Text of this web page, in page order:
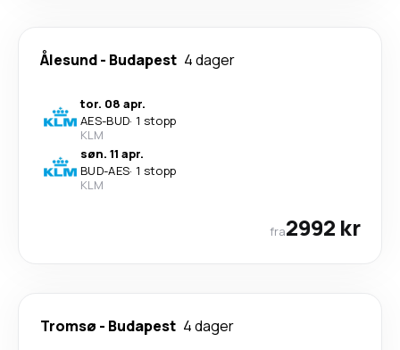
Ålesund- Budapest 4 dager
tor. 08 apr.
AES-BUD· 1 stopp
KLM
søn. 11 apr.
BUD-AES· 1 stopp
KLM
fra2992 kr
Tromsø - Budapest 4 dager